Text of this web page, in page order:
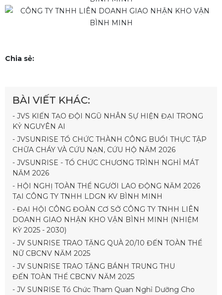
Chia sẻ:
BÀI VIẾT KHÁC:
- JVS KIẾN TẠO ĐỘI NGŨ NHÂN SỰ HIỆN ĐẠI TRONG
KỶ NGUYÊN AI
- JVSUNRISE TỔ CHỨC THÀNH CÔNG BUỔI THỰC TẬP
CHỮA CHÁY VÀ CỨU NẠN, CỨU HỘ NĂM 2026
- JVSUNRISE - TỔ CHỨC CHƯƠNG TRÌNH NGHỈ MÁT
NĂM 2026
- HỘI NGHỊ TOÀN THỂ NGƯỜI LAO ĐỘNG NĂM 2026
TẠI CÔNG TY TNHH LDGN KV BÌNH MINH
- ĐẠI HỘI CÔNG ĐOÀN CƠ SỞ CÔNG TY TNHH LIÊN
DOANH GIAO NHẬN KHO VẬN BÌNH MINH (NHIỆM
KỲ 2025 - 2030)
- JV SUNRISE TRAO TẶNG QUÀ 20/10 ĐẾN TOÀN THỂ
NỮ CBCNV NĂM 2025
- JV SUNRISE TRAO TẶNG BÁNH TRUNG THU
ĐẾN TOÀN THỂ CBCNV NĂM 2025
- JV SUNRISE Tổ Chức Tham Quan Nghỉ Dưỡng Cho